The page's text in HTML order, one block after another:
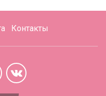
Контакты